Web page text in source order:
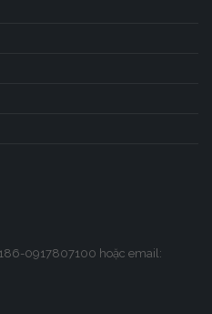
0917807100 hoặc email: